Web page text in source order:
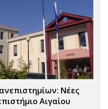
Νέες
Αιγαίου